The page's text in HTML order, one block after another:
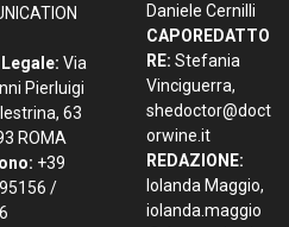
Via
Pierluigi
63
ROMA
+39
/
Daniele Cernilli
CAPOREDATTO
RE: Stefania
Vinciguerra,
shedoctor@doct
orwine.it
REDAZIONE:
Iolanda Maggio,
iolanda.maggio